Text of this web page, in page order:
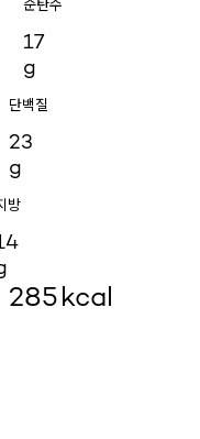
17
g
단백질
23
g
방
285kcal